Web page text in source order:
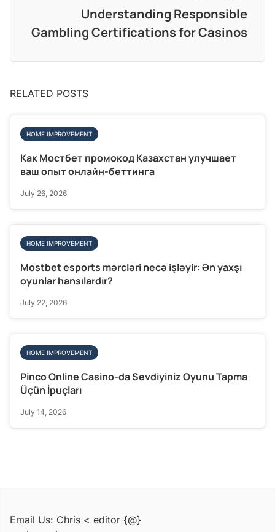
Understanding Responsible
Gambling Certifications for Casinos
RELATED POSTS
HOME IMPROVEMENT
Как Мостбет промокод Казахстан улучшает
ваш опыт онлайн-беттинга
July 26, 2026
HOME IMPROVEMENT
Mostbet esports mərcləri necə işləyir: Ən yaxşı
oyunlar hansılardır?
July 22, 2026
HOME IMPROVEMENT
Pinco Online Casino-da Sevdiyiniz Oyunu Tapma
Üçün İpuçları
July 14, 2026
Email Us: Chris < editor {@}